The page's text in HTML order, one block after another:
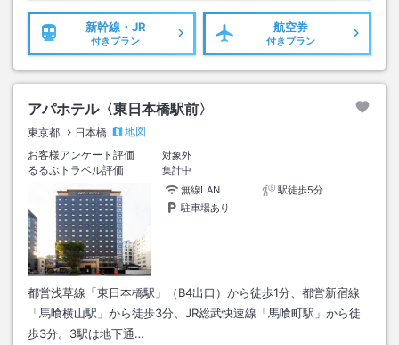
新幹線・JR
付きプラン
航空券
付きプラン
アパホテル〈東日本橋駅前〉
東京都 日本橋
地図
お客様アンケート評価
対象外
るるぶトラベル評価
集計中
無線LAN
駅徒歩5分
駐車場あり
都営浅草線「東日本橋駅」（B4出口）から徒歩1分、都営新宿線
「馬喰横山駅」から徒歩3分、JR総武快速線「馬喰町駅」から徒
歩3分。3駅は地下通…